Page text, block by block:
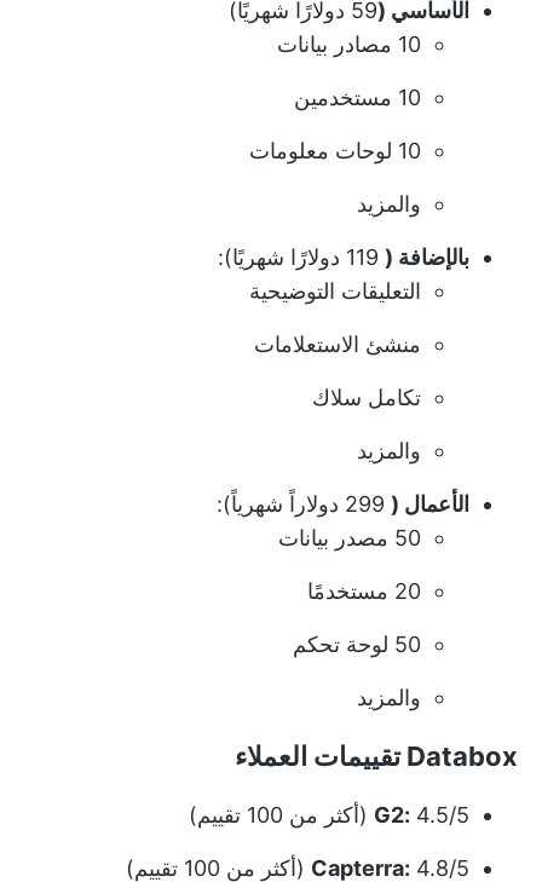
الأساسي (59 دولارًا شهريًا)
10 مصادر بيانات
10 مستخدمين
10 لوحات معلومات
والمزيد
بالإضافة (
التعليقات التوضيحية
منشئ الاستعلامات
تكامل سلاك
والمزيد
الأعمال (
50 مصدر بيانات
20 مستخدمًا
50 لوحة تحكم
والمزيد
Databox تقييمات العملاء
G2: 4.5/5 (أكثر من 100 تقييم)
Capterra: 4.8/5 (أكثر من 100 تقييم)